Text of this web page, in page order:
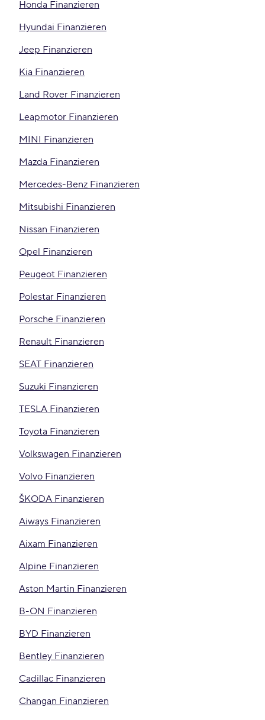
Honda Finanzieren
Hyundai Finanzieren
Jeep Finanzieren
Kia Finanzieren
Land Rover Finanzieren
Leapmotor Finanzieren
MINI Finanzieren
Mazda Finanzieren
Mercedes-Benz Finanzieren
Mitsubishi Finanzieren
Nissan Finanzieren
Opel Finanzieren
Peugeot Finanzieren
Polestar Finanzieren
Porsche Finanzieren
Renault Finanzieren
SEAT Finanzieren
Suzuki Finanzieren
TESLA Finanzieren
Toyota Finanzieren
Volkswagen Finanzieren
Volvo Finanzieren
ŠKODA Finanzieren
Aiways Finanzieren
Aixam Finanzieren
Alpine Finanzieren
Aston Martin Finanzieren
B-ON Finanzieren
BYD Finanzieren
Bentley Finanzieren
Cadillac Finanzieren
Changan Finanzieren